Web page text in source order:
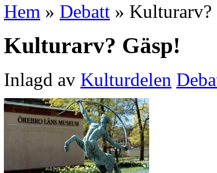
Hem » Debatt » Kulturarv?
Kulturarv? Gäsp!
Inlagd av Kulturdelen